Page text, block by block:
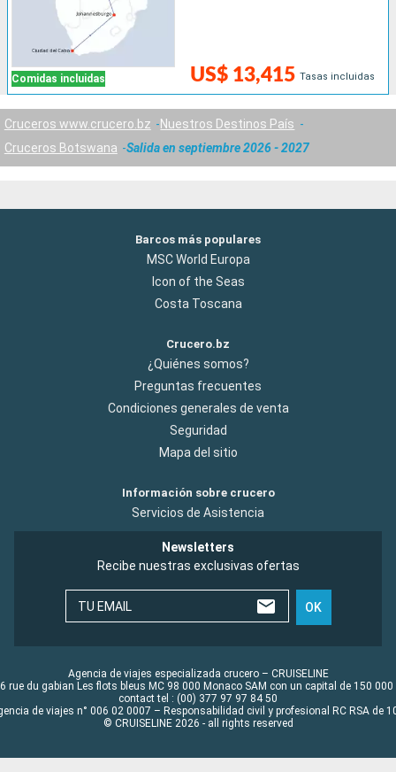
Comidas incluidas US$ 13,415 Tasas incluidas
Cruceros www.crucero.bz
Nuestros Destinos País
Cruceros Botswana
Salida en septiembre 2026 - 2027
Barcos más populares
MSC World Europa
Icon of the Seas
Costa Toscana
Crucero.bz
¿Quiénes somos?
Preguntas frecuentes
Condiciones generales de venta
Seguridad
Mapa del sitio
Información sobre crucero
Servicios de Asistencia
Newsletters
Recibe nuestras exclusivas ofertas
TU EMAIL OK
Agencia de viajes especializada crucero – CRUISELINE
rue du gabian Les flots bleus MC 98 000 Monaco SAM con un capital de 150 000
contact tel : (00) 377 97 97 84 50
de viajes n° 006 02 0007 – Responsabilidad civil y profesional RC RSA de
© CRUISELINE 2026 - all rights reserved